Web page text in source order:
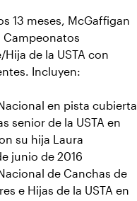
13 meses, McGaffigan
Campeonatos
de la USTA con
Incluyen:
en pista cubierta
senior de la USTA en
su hija Laura
junio de 2016
de Canchas de
e Hijas de la USTA en